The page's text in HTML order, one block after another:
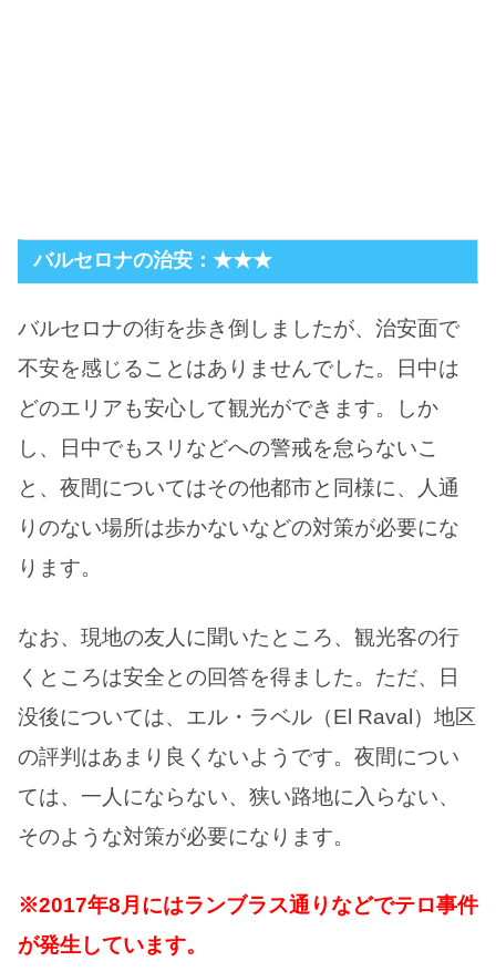
バルセロナの治安：★★★
バルセロナの街を歩き倒しましたが、治安面で
不安を感じることはありませんでした。日中は
どのエリアも安心して観光ができます。しか
し、日中でもスリなどへの警戒を怠らないこ
と、夜間についてはその他都市と同様に、人通
りのない場所は歩かないなどの対策が必要にな
ります。
なお、現地の友人に聞いたところ、観光客の行
くところは安全との回答を得ました。ただ、日
没後については、エル・ラベル（El Raval）地区
の評判はあまり良くないようです。夜間につい
ては、一人にならない、狭い路地に入らない、
そのような対策が必要になります。
※2017年8月にはランブラス通りなどでテロ事件
が発生しています。